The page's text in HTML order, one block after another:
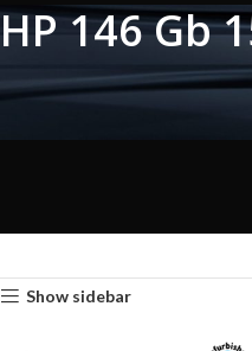
HP 146 Gb
Show sidebar